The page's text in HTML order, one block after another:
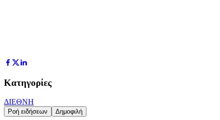
Κατηγορίες
ΔΙΕΘΝΗ
Ροή ειδήσεων Δημοφιλή